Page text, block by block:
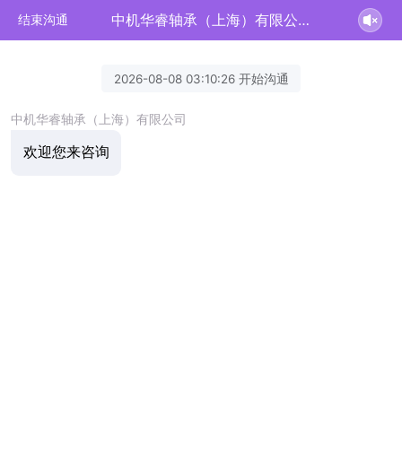
结束沟通 中机华睿轴承（上海）有限公司正在为您服务
2026-08-08 03:10:26 开始沟通
中机华睿轴承（上海）有限公司
欢迎您来咨询